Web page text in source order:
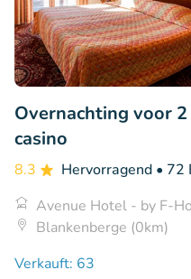
Overnachting voor
casino
8.3 Hervorragend • 72
Avenue Hotel - by F-
Blankenberge (0km)
Verkauft: 63